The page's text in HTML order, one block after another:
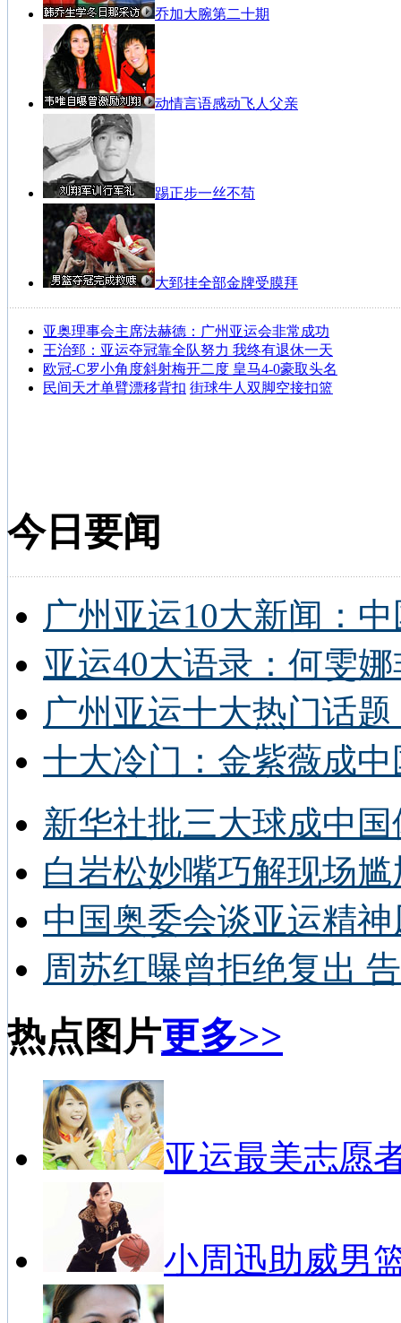
乔加大腕第二十期
动情言语感动飞人父亲
踢正步一丝不苟
大郅挂全部金牌受膜拜
亚奥理事会主席法赫德：广州亚运会非常成功
王治郅：亚运夺冠靠全队努力 我终有退休一天
欧冠-C罗小角度斜射梅开二度 皇马4-0豪取头名
民间天才单臂漂移背扣 街球牛人双脚空接扣篮
今日要闻
广州亚运10大新闻：
亚运40大语录：何雯
广州亚运十大热门话
十大冷门：金紫薇成
新华社批三大球成中
白岩松妙嘴巧解现场
中国奥委会谈亚运精
周苏红曝曾拒绝复出
热点图片更多>>
亚运最美志愿
小周迅助威男